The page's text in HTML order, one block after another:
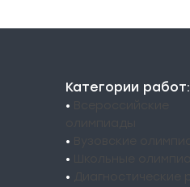
Категории работ:
•
•
•
•